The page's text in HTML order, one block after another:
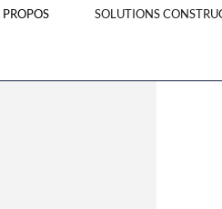
PROPOS SOLUTIONS